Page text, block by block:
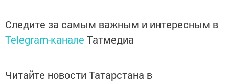
Следите за самым важным и интересным в
Telegram-канале Татмедиа
Читайте новости Татарстана в